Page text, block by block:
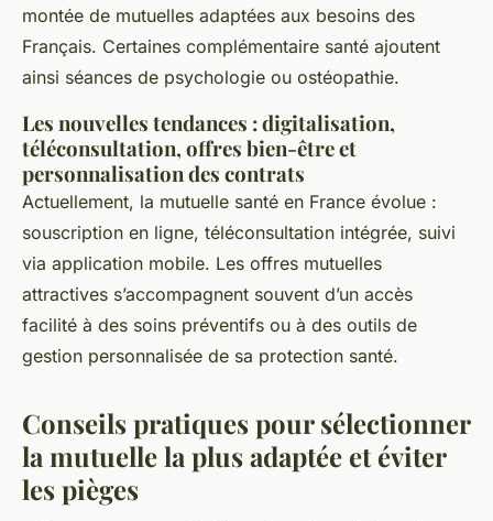
montée de mutuelles adaptées aux besoins des
Français. Certaines complémentaire santé ajoutent
ainsi séances de psychologie ou ostéopathie.
Les nouvelles tendances : digitalisation,
téléconsultation, offres bien-être et
personnalisation des contrats
Actuellement, la mutuelle santé en France évolue :
souscription en ligne, téléconsultation intégrée, suivi
via application mobile. Les offres mutuelles
attractives s’accompagnent souvent d’un accès
facilité à des soins préventifs ou à des outils de
gestion personnalisée de sa protection santé.
Conseils pratiques pour sélectionner
la mutuelle la plus adaptée et éviter
les pièges